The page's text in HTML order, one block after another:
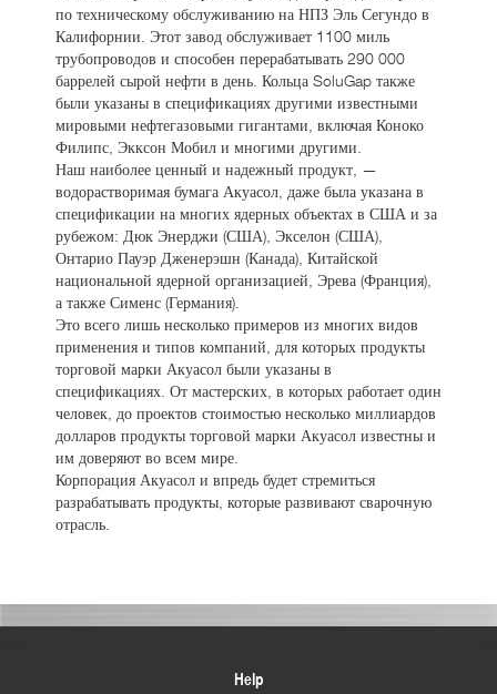
по техническому обслуживанию на НПЗ Эль Сегундо в
Калифорнии. Этот завод обслуживает 1100 миль
трубопроводов и способен перерабатывать 290 000
баррелей сырой нефти в день. Кольца SoluGap также
были указаны в спецификациях другими известными
мировыми нефтегазовыми гигантами, включая Коноко
Филипс, Экксон Мобил и многими другими.
Наш наиболее ценный и надежный продукт, —
водорастворимая бумага Акуасол, даже была указана в
спецификации на многих ядерных объектах в США и за
рубежом: Дюк Энерджи (США), Экселон (США),
Онтарио Пауэр Дженерэшн (Канада), Китайской
национальной ядерной организацией, Эрева (Франция),
а также Сименс (Германия).
Это всего лишь несколько примеров из многих видов
применения и типов компаний, для которых продукты
торговой марки Акуасол были указаны в
спецификациях. От мастерских, в которых работает один
человек, до проектов стоимостью несколько миллиардов
долларов продукты торговой марки Акуасол известны и
им доверяют во всем мире.
Корпорация Акуасол и впредь будет стремиться
разрабатывать продукты, которые развивают сварочную
отрасль.
Help